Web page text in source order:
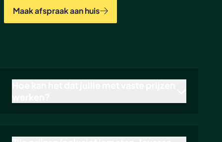
Maak afspraak aan huis
geen verrassingen achteraf. Het is mogelijk omdat